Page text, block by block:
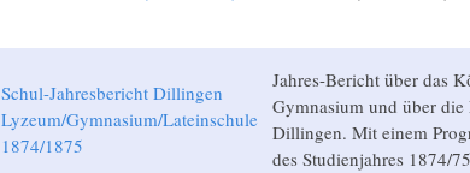
Schul-Jahresbericht Dillingen
Lyzeum/Gymnasium/Lateinschule
1874/1875
Jahres-Bericht über das
Gymnasium und über die
Dillingen. Mit einem
des Studienjahres 1874/